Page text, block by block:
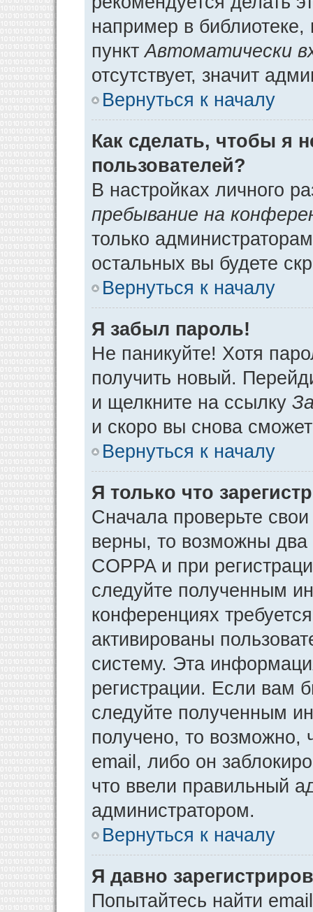
например в библиотеке,
пунктАвтоматически
отсутствует, значит
Вернуться к началу
Как сделать, чтобы я
пользователей?
В настройках личного
пребывание на
только
остальных вы будете
Вернуться к началу
Я забыл пароль!
Не паникуйте! Хотя
получить новый.
и щелкните на ссылку
и скоро вы снова
Вернуться к началу
Я только что
Сначала проверьте
верны, то возможны
COPPA и при
следуйте полученным
конференциях
активированы
систему. Эта
регистрации. Если вам
следуйте полученным
получено, то возможно,
email, либо он
что ввели правильный
администратором.
Вернуться к началу
Я давно
Попытайтесь найти